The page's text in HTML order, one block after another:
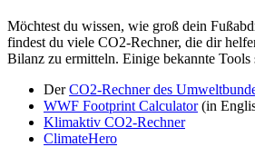
Möchtest du wissen, wie groß dein
findest du viele CO2-Rechner, die dir
Bilanz zu ermitteln. Einige bekannte Tools
DerCO2-Rechner des
WWF Footprint Calculator(in
Klimaktiv CO2-Rechner
ClimateHero